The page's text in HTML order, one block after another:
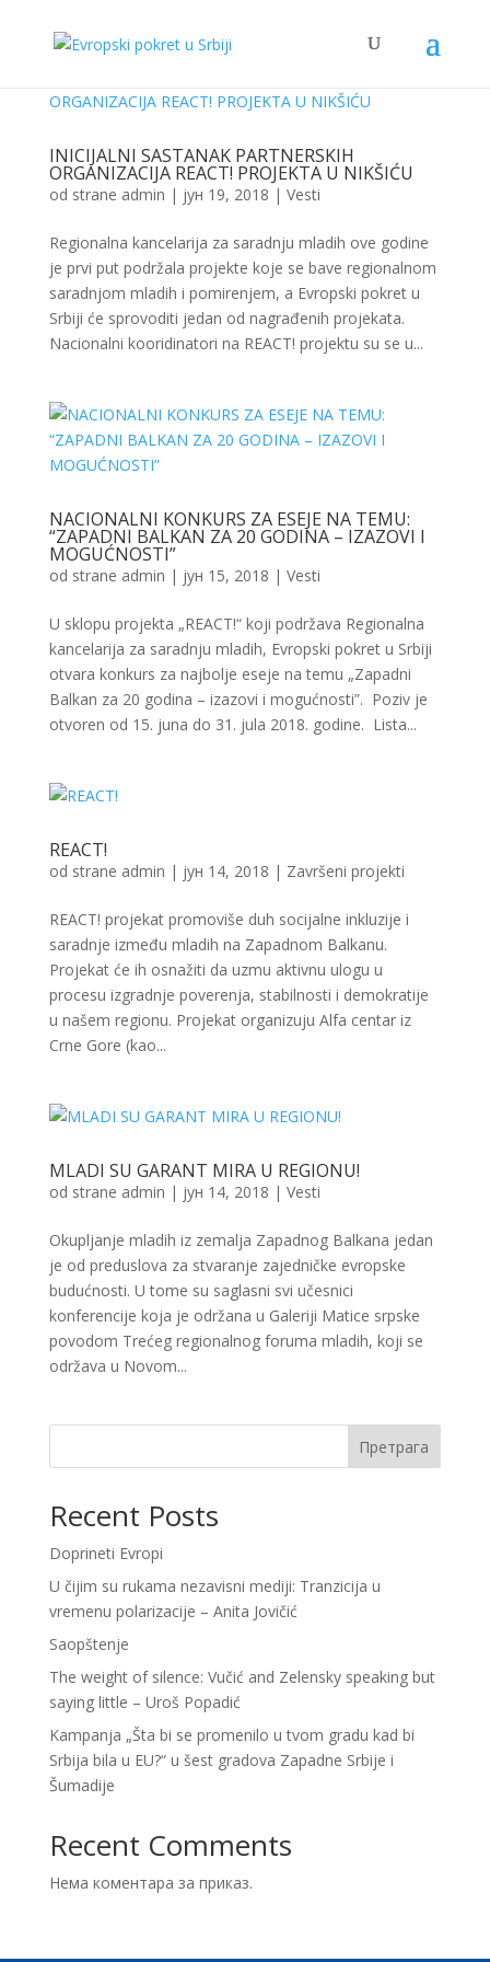
INICIJALNI SASTANAK PARTNERSKIH
ORGANIZACIJA REACT! PROJEKTA U NIKŠIĆU
od strane admin | јун 19, 2018 | Vesti
Regionalna kancelarija za saradnju mladih ove godine
je prvi put podržala projekte koje se bave regionalnom
saradnjom mladih i pomirenjem, a Evropski pokret u
Srbiji će sprovoditi jedan od nagrađenih projekata.
Nacionalni kooridinatori na REACT! projektu su se u...
NACIONALNI KONKURS ZA ESEJE NA TEMU:
“ZAPADNI BALKAN ZA 20 GODINA – IZAZOVI I
MOGUĆNOSTI”
od strane admin | јун 15, 2018 | Vesti
U sklopu projekta „REACT!“ koji podržava Regionalna
kancelarija za saradnju mladih, Evropski pokret u Srbiji
otvara konkurs za najbolje eseje na temu „Zapadni
Balkan za 20 godina – izazovi i mogućnosti”. Poziv je
otvoren od 15. juna do 31. jula 2018. godine. Lista...
REACT!
od strane admin | јун 14, 2018 | Završeni projekti
REACT! projekat promoviše duh socijalne inkluzije i
saradnje između mladih na Zapadnom Balkanu.
Projekat će ih osnažiti da uzmu aktivnu ulogu u
procesu izgradnje poverenja, stabilnosti i demokratije
u našem regionu. Projekat organizuju Alfa centar iz
Crne Gore (kao...
MLADI SU GARANT MIRA U REGIONU!
od strane admin | јун 14, 2018 | Vesti
Okupljanje mladih iz zemalja Zapadnog Balkana jedan
je od preduslova za stvaranje zajedničke evropske
budućnosti. U tome su saglasni svi učesnici
konferencije koja je održana u Galeriji Matice srpske
povodom Trećeg regionalnog foruma mladih, koji se
održava u Novom...
Претрага
Recent Posts
Doprineti Evropi
U čijim su rukama nezavisni mediji: Tranzicija u
vremenu polarizacije – Anita Jovičić
Saopštenje
The weight of silence: Vučić and Zelensky speaking but
saying little – Uroš Popadić
Kampanja „Šta bi se promenilo u tvom gradu kad bi
Srbija bila u EU?“ u šest gradova Zapadne Srbije i
Šumadije
Recent Comments
Нема коментара за приказ.